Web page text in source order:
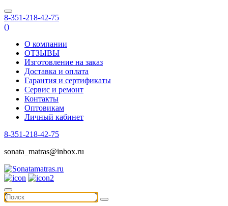
8-351-218-42-75
()
О компании
ОТЗЫВЫ
Изготовление на заказ
Доставка и оплата
Гарантия и сертификаты
Сервис и ремонт
Контакты
Оптовикам
Личный кабинет
8-351-218-42-75
sonata_matras@inbox.ru